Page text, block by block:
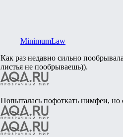
MinimumLaw
Как раз недавно сильно
листья не пообрываешь)).
Попыталась пофоткать нимфеи, но